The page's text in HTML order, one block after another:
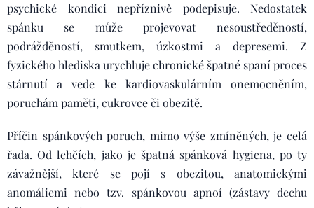
psychické kondici nepříznivě podepisuje. Nedostatek
spánku se může projevovat nesoustředěností,
podrážděností, smutkem, úzkostmi a depresemi. Z
fyzického hlediska urychluje chronické špatné spaní proces
stárnutí a vede ke kardiovaskulárním onemocněním,
poruchám paměti, cukrovce či obezitě.
Příčin spánkových poruch, mimo výše zmíněných, je celá
řada. Od lehčích, jako je špatná spánková hygiena, po ty
závažnější, které se pojí s obezitou, anatomickými
anomáliemi nebo tzv. spánkovou apnoí (zástavy dechu